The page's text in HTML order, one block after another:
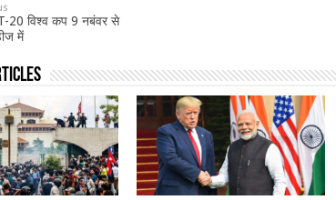
20 विश्व कप 9 नबंवर से
में